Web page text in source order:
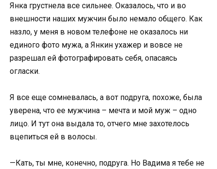
Янка грустнела все сильнее. Оказалось, что и во
внешности наших мужчин было немало общего. Как
назло, у меня в новом телефоне не оказалось ни
единого фото мужа, а Янкин ухажер и вовсе не
разрешал ей фотографировать себя, опасаясь
огласки.
Я все еще сомневалась, а вот подруга, похоже, была
уверена, что ее мужчина – мечта и мой муж – одно
лицо. И тут она выдала то, отчего мне захотелось
вцепиться ей в волосы.
—Кать, ты мне, конечно, подруга. Но Вадима я тебе не